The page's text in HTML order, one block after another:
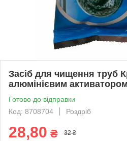
Засіб для чищення труб
алюмінієвим
Готово до відправки
Код: 8708704
Роздріб
28,80 ₴ 32 ₴